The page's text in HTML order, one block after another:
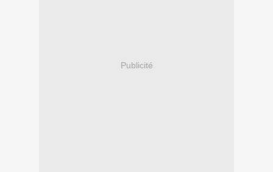
Publicité